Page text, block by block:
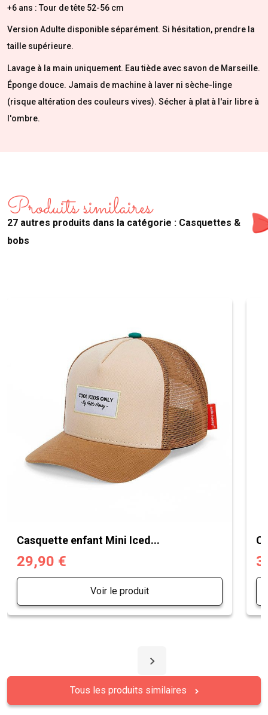
+6 ans : Tour de tête 52-56 cm
Version Adulte disponible séparément. Si hésitation, prendre la
taille supérieure.
Lavage à la main uniquement. Eau tiède avec savon de Marseille.
Éponge douce. Jamais de machine à laver ni sèche-linge
(risque altération des couleurs vives). Sécher à plat à l'air libre à
l'ombre.
Produits similaires
27 autres produits dans la catégorie : Casquettes &
bobs
Casquette enfant Mini Iced...
29,90 €
Voir le produit
Tous les produits similaires